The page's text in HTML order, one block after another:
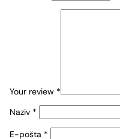
Your review *
Naziv *
E-pošta *